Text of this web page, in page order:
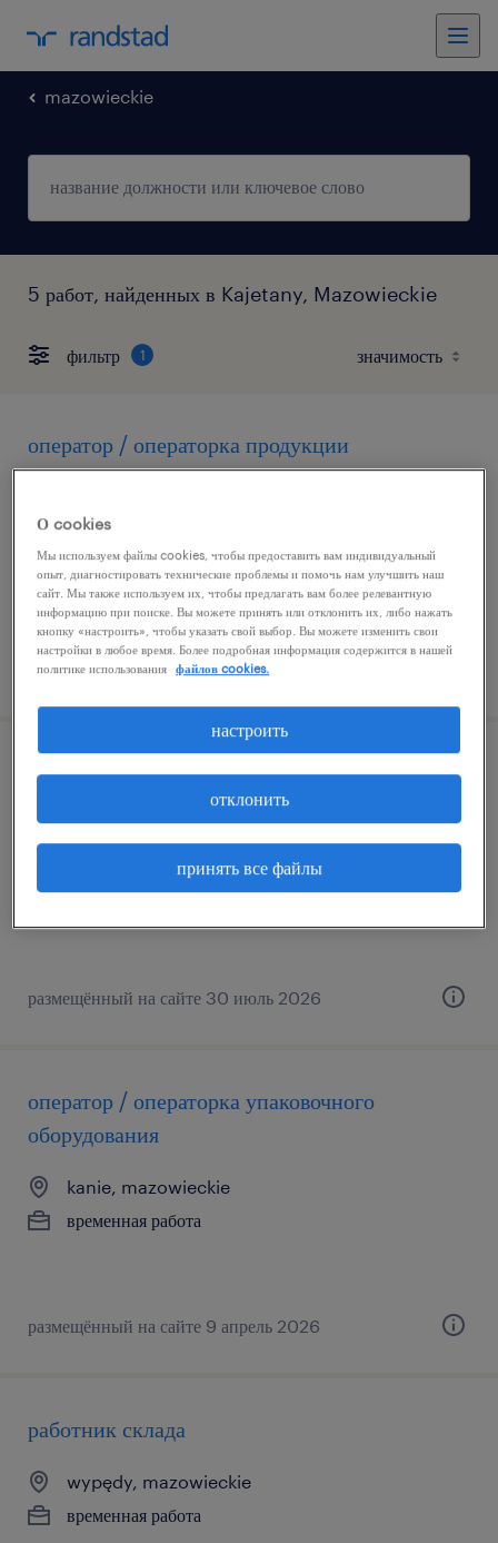
mazowieckie
5 работ, найденных в Kajetany, Mazowieckie
фильтр 1
оператор / операторка продукции
постоянная работа
размещённый на сайте 25 март 2026
оператор udt
wypędy, mazowieckie
размещённый на сайте 30 июль 2026
оператор / операторка упаковочного
оборудования
kanie, mazowieckie
временная работа
размещённый на сайте 9 апрель 2026
работник склада
wypędy, mazowieckie
временная работа
О cookies
Мы используем файлы cookies, чтобы предоставить вам индивидуальный
опыт, диагностировать технические проблемы и помочь нам улучшить наш
сайт. Мы также используем их, чтобы предлагать вам более релевантную
информацию при поиске. Вы можете принять или отклонить их, либо нажать
кнопку «настроить», чтобы указать свой выбор. Вы можете изменить свои
настройки в любое время. Более подробная информация содержится в нашей
политике использования
файлов cookies.
принять все файлы
отклонить
настроить